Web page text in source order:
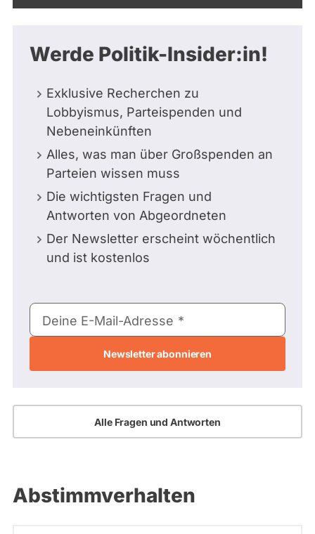
Werde Politik-Insider:in!
Exklusive Recherchen zu
Lobbyismus, Parteispenden und
Nebeneinkünften
Alles, was man über Großspenden an
Parteien wissen muss
Die wichtigsten Fragen und
Antworten von Abgeordneten
Der Newsletter erscheint wöchentlich
und ist kostenlos
E-
Mail-
Deine E-Mail-Adresse
Alle Fragen und Antworten
Abstimmverhalten